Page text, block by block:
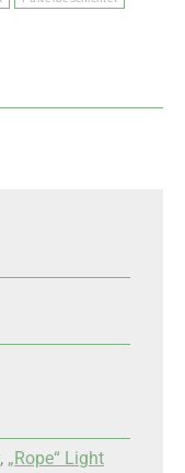
, „Rope“ Light